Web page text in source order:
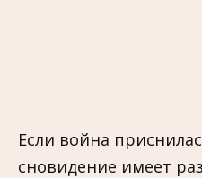
Если война
сновидение имеет